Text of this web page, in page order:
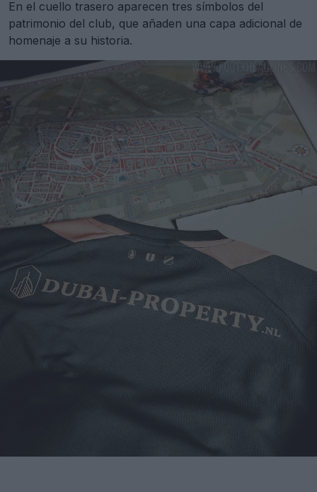
En el cuello trasero aparecen tres símbolos del
patrimonio del club, que añaden una capa adicional de
homenaje a su historia.